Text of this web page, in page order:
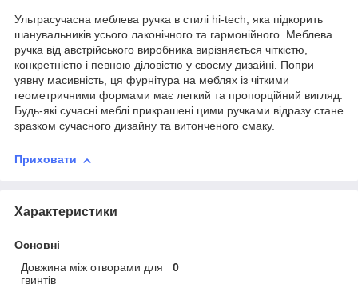
Ультрасучасна меблева ручка в стилі hi-tech, яка підкорить
шанувальників усього лаконічного та гармонійного. Меблева
ручка від австрійського виробника вирізняється чіткістю,
конкретністю і певною діловістю у своєму дизайні. Попри
уявну масивність, ця фурнітура на меблях із чіткими
геометричними формами має легкий та пропорційний вигляд.
Будь-які сучасні меблі прикрашені цими ручками відразу стане
зразком сучасного дизайну та витонченого смаку.
Приховати
Характеристики
Основні
Довжина між отворами для
гвинтів
0